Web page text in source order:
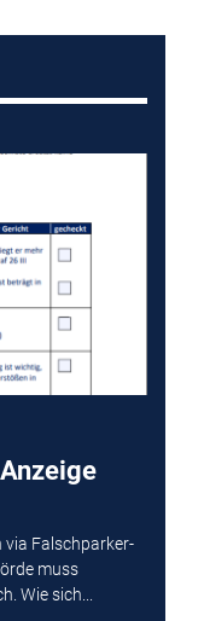
via Falschparker-
muss
Wie sich...